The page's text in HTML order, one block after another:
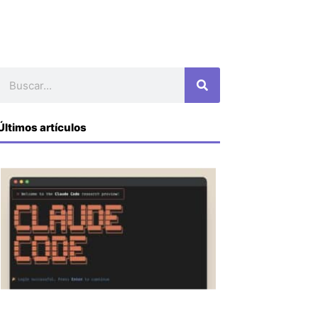
artículos